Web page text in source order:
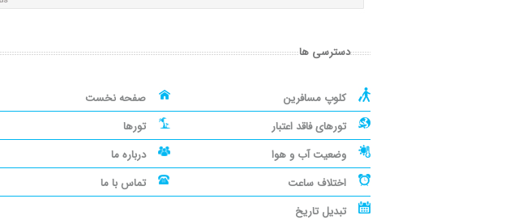
دسترسی ها
کلوپ مسافرین
صفحه نخست
تورهای فاقد اعتبار
تورها
وضعیت آب و هوا
درباره ما
اختلاف ساعت
تماس با ما
تبدیل تاریخ